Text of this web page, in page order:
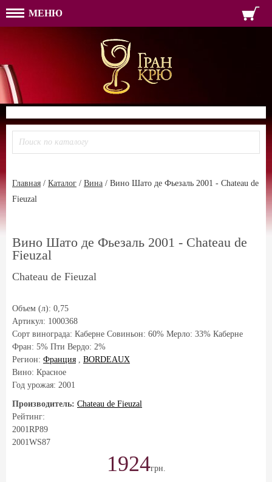
МЕНЮ
ПАРОЛЬ
ФОРМА ОБРАТНОЙ
ТЕЛЕФОН:
ИМЯ
ПАРОЛЬ
Главная / Каталог / Вина / Вино Шато де Фьезаль 2001 - Chateau de
Fieuzal
Вино Шато де Фьезаль 2001 - Chateau de
Fieuzal
Chateau de Fieuzal
Объем (л): 0,75
Артикул: 1000368
Сорт винограда: Каберне Совиньон: 60% Мерло: 33% Каберне
Фран: 5% Пти Вердо: 2%
Регион: Франция , BORDEAUX
Вино: Красное
Год урожая: 2001
Производитель: Chateau de Fieuzal
Рейтинг:
2001RP89
2001WS87
1924грн.